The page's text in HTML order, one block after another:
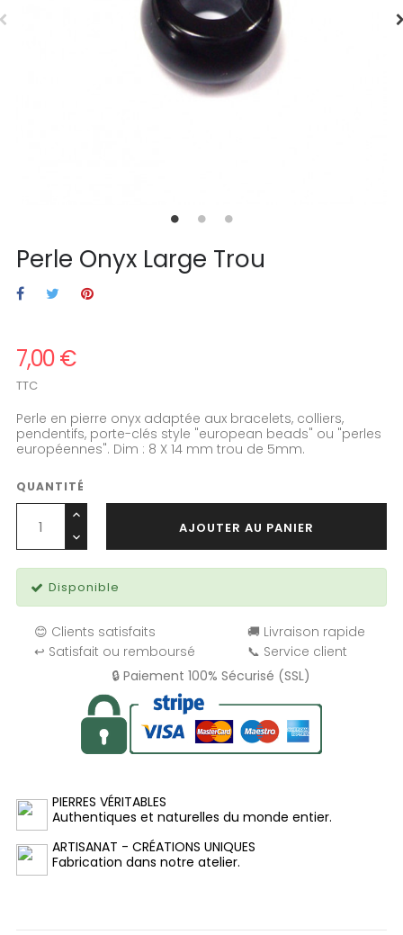
Perle Onyx Large Trou
7,00 €
TTC
Perle en pierre onyx adaptée aux bracelets, colliers,
pendentifs, porte-clés style "european beads" ou "perles
européennes". Dim : 8 X 14 mm trou de 5mm.
QUANTITÉ
AJOUTER AU PANIER
Disponible
😊 Clients satisfaits
🚚 Livraison rapide
↩️ Satisfait ou remboursé
📞 Service client
🔒 Paiement 100% Sécurisé (SSL)
PIERRES VÉRITABLES
Authentiques et naturelles du monde entier.
ARTISANAT - CRÉATIONS UNIQUES
Fabrication dans notre atelier.